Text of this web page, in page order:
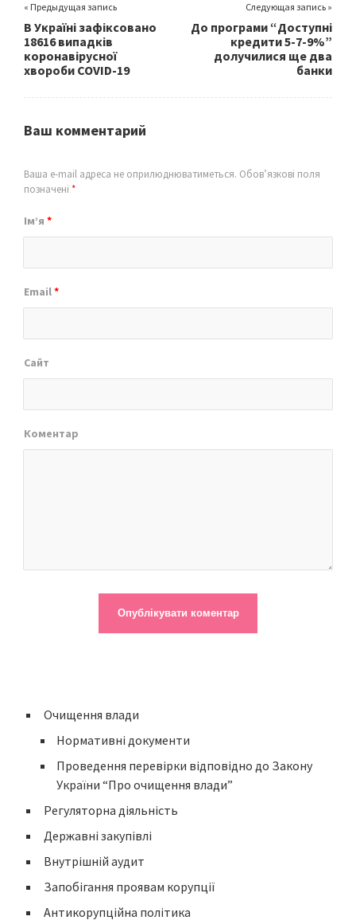
« Предыдущая запись
В Україні зафіксовано
18616 випадків
коронавірусної
хвороби COVID-19
Следующая запись »
До програми “Доступні
кредити 5-7-9%”
долучилися ще два
банки
Ваш комментарий
Ваша e-mail адреса не оприлюднюватиметься. Обов’язкові поля
позначені *
Ім’я *
Email*
Сайт
Коментар
Очищення влади
Нормативні документи
Проведення перевірки відповідно до Закону
України “Про очищення влади”
Регуляторна діяльність
Державні закупівлі
Внутрішній аудит
Запобігання проявам корупції
Антикорупційна політика